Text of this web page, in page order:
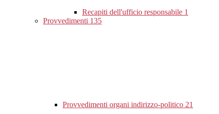
Recapiti dell'ufficio responsabile 1
Provvedimenti 135
Provvedimenti organi indirizzo-politico 21